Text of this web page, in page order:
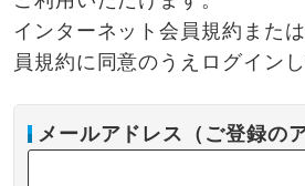
インターネット会員規約また
員規約に同意のうえログイン
メールアドレス（ご登録の